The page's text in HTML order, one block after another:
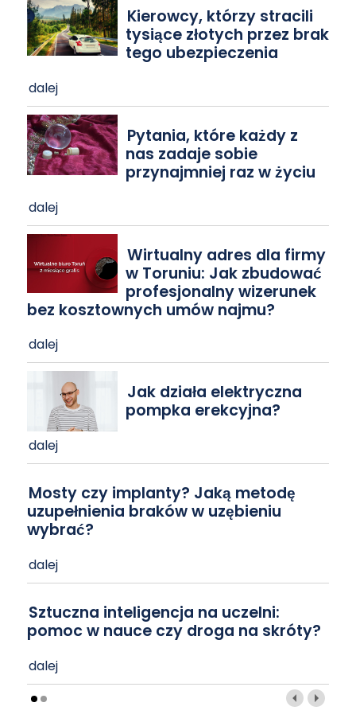
Kierowcy, którzy stracili
tysiące złotych przez brak
tego ubezpieczenia
dalej
Pytania, które każdy z
nas zadaje sobie
przynajmniej raz w życiu
dalej
Wirtualny adres dla firmy
w Toruniu: Jak zbudować
profesjonalny wizerunek
bez kosztownych umów najmu?
dalej
Jak działa elektryczna
pompka erekcyjna?
dalej
Mosty czy implanty? Jaką metodę
uzupełnienia braków w uzębieniu
wybrać?
dalej
Sztuczna inteligencja na uczelni:
pomoc w nauce czy droga na skróty?
dalej